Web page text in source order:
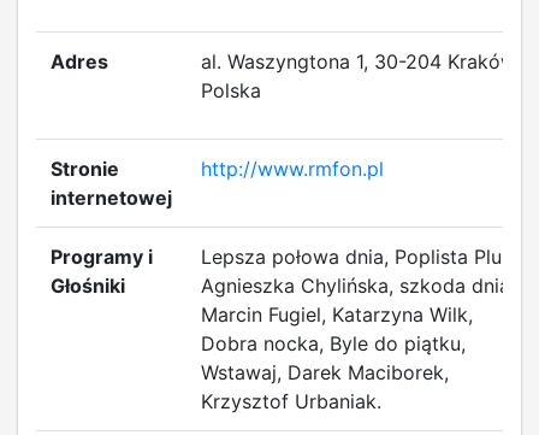
Adres
al. Waszyngtona 1, 30-204 Kraków,
Polska
Stronie
internetowej
http://www.rmfon.pl
Programy i
Głośniki
Lepsza połowa dnia, Poplista Plus,
Agnieszka Chylińska, szkoda dnia,
Marcin Fugiel, Katarzyna Wilk,
Dobra nocka, Byle do piątku,
Wstawaj, Darek Maciborek,
Krzysztof Urbaniak.